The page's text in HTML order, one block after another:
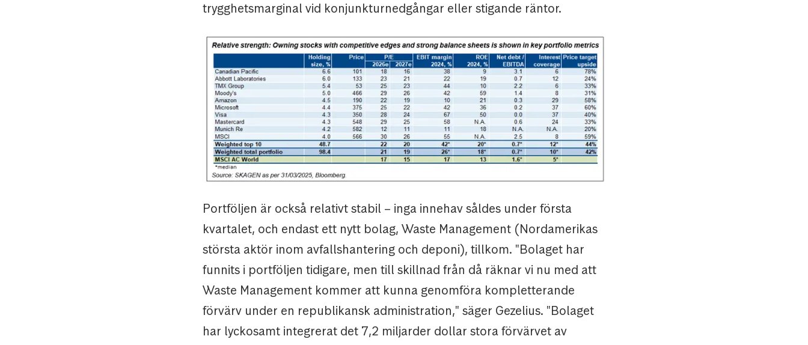
trygghetsmarginal vid konjunkturnedgångar eller stigande räntor.
Portföljen är också relativt stabil – inga innehav såldes under första
kvartalet, och endast ett nytt bolag, Waste Management (Nordamerikas
största aktör inom avfallshantering och deponi), tillkom. "Bolaget har
funnits i portföljen tidigare, men till skillnad från då räknar vi nu med att
Waste Management kommer att kunna genomföra kompletterande
förvärv under en republikansk administration," säger Gezelius. "Bolaget
har lyckosamt integrerat det 7,2 miljarder dollar stora förvärvet av